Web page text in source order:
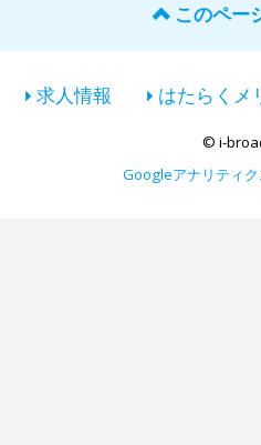
このペー
求人情報 はたらくメ
© i-
Googleアナリティ